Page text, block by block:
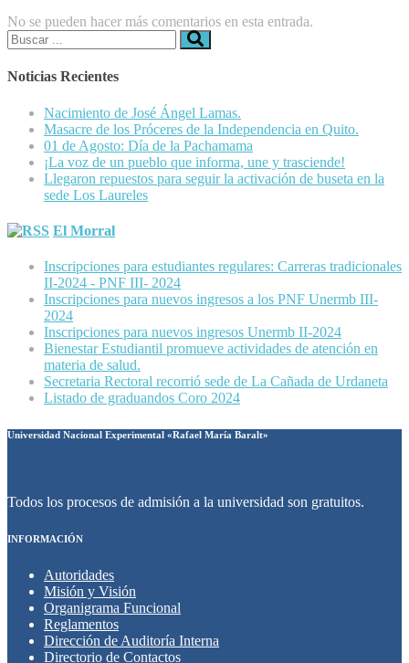
No se pueden hacer más comentarios en esta entrada.
Buscar:
Noticias Recientes
Nacimiento de José Ángel Lamas.
Masacre de los Próceres de la Independencia en Quito.
01 de Agosto: Día de la Pachamama
¡La voz de un pueblo que informa, une y trasciende!
Llegaron repuestos para seguir la activación de buseta en la
sede Los Laureles
El Morral
Inscripciones para estudiantes regulares: Carreras tradicionales
II-2024 - PNF III- 2024
Inscripciones para nuevos ingresos a los PNF Unermb III-
2024
Inscripciones para nuevos ingresos Unermb II-2024
Bienestar Estudiantil promueve actividades de atención en
materia de salud.
Secretaria Rectoral recorrió sede de La Cañada de Urdaneta
Listado de graduandos Coro 2024
Universidad Nacional Experimental «Rafael María Baralt»
Todos los procesos de admisión a la universidad son gratuitos.
INFORMACIÓN
Autoridades
Misión y Visión
Organigrama Funcional
Reglamentos
Dirección de Auditoría Interna
Directorio de Contactos